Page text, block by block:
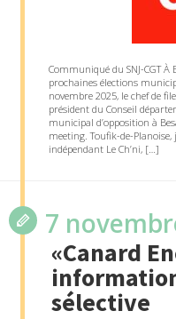
Communiqué du SNJ-CGT
prochaines élections
novembre 2025, le chef de
président du Conseil
municipal d’opposition à
meeting. Toufik-de-
indépendant Le Ch’ni, […]
7
«Canard
sélective